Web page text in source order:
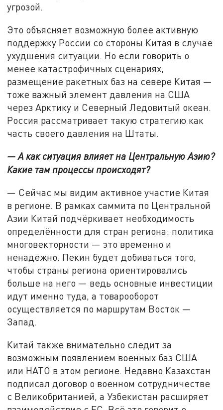
угрозой.
Это объясняет возможную более активную
поддержку России со стороны Китая в случае
ухудшения ситуации. Но если говорить о
менее катастрофичных сценариях,
размещение ракетных баз на севере Китая —
тоже важный элемент давления на США
через Арктику и Северный Ледовитый океан.
Россия рассматривает такую стратегию как
часть своего давления на Штаты.
— А как ситуация влияет на Центральную Азию?
Какие там процессы происходят?
— Сейчас мы видим активное участие Китая
в регионе. В рамках саммита по Центральной
Азии Китай подчёркивает необходимость
определённости для стран региона: политика
многовекторности — это временно и
ненадёжно. Пекин будет добиваться того,
чтобы страны региона ориентировались
больше на него — ведь основные инвестиции
идут именно туда, а товарооборот
осуществляется по маршрутам Восток —
Запад.
Китай также внимательно следит за
возможным появлением военных баз США
или НАТО в этом регионе. Недавно Казахстан
подписал договор о военном сотрудничестве
с Великобританией, а Узбекистан расширяет